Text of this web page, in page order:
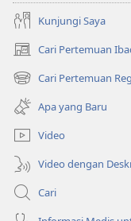
Kunjungi Saya
Cari Pertemuan
(terbuka
di
window
baru)
Cari Pertemuan
(terbuka
di
window
baru)
Apa yang Baru
Video
Video dengan
Cari